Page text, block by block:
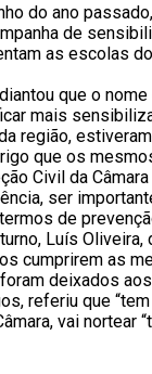
do ano
de
as escolas
que o
mais
região,
que os
Civil da
ser
de
Luís
cumprirem as
deixados
referiu que
vai